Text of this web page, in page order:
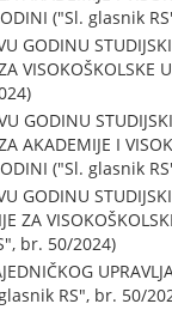
("Sl. glasnik
GODINU
VISOKOŠKOLSKE
GODINU
AKADEMIJE I
("Sl. glasnik
GODINU
ZA
br. 50/2024)
glasnik RS", br. 50/